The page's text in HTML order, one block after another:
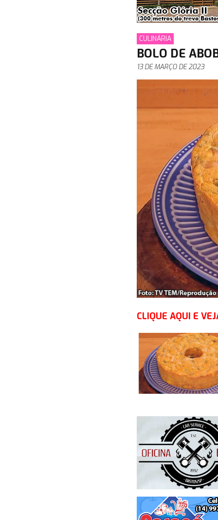
CULINÁRIA
BOLO DE
13 DE MARÇO DE 2023
CLIQUE AQUI E